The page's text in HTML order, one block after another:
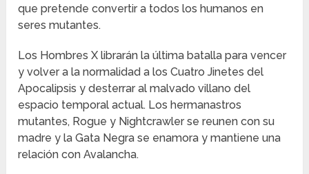
que pretende convertir a todos los humanos en
seres mutantes.
Los Hombres X librarán la última batalla para vencer
y volver a la normalidad a los Cuatro Jinetes del
Apocalipsis y desterrar al malvado villano del
espacio temporal actual. Los hermanastros
mutantes, Rogue y Nightcrawler se reunen con su
madre y la Gata Negra se enamora y mantiene una
relación con Avalancha.